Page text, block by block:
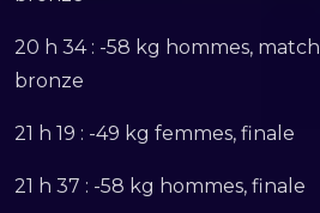
20 h 34 : -58 kg hommes,
bronze
21 h 19 : -49 kg femmes, finale
21 h 37 : -58 kg hommes, finale